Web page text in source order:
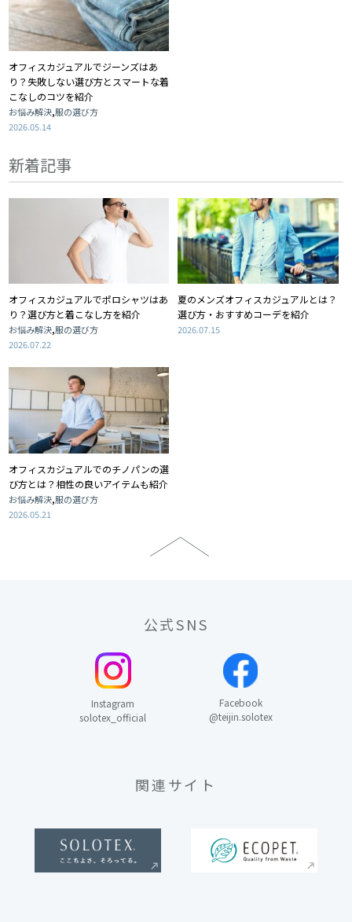
オフィスカジュアルでジーンズはあ
り？失敗しない選び方とスマートな着
こなしのコツを紹介
お悩み解決,服の選び方
2026.05.14
新着記事
オフィスカジュアルでポロシャツはあ
り？選び方と着こなし方を紹介
お悩み解決,服の選び方
2026.07.22
夏のメンズオフィスカジュアルとは？
選び方・おすすめコーデを紹介
2026.07.15
オフィスカジュアルでのチノパンの選
び方とは？相性の良いアイテムも紹介
お悩み解決,服の選び方
2026.05.21
公式SNS
Instagram
solotex_official
Facebook
@teijin.solotex
関連サイト